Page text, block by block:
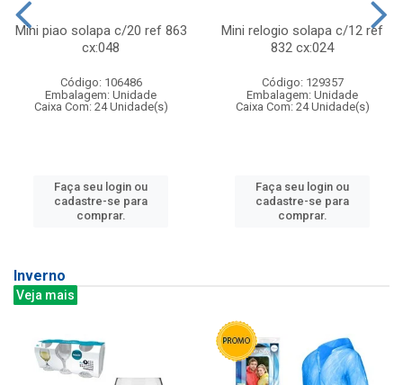
Mini piao solapa c/20 ref 863
cx:048
Código: 106486
Embalagem: Unidade
Caixa Com: 24 Unidade(s)
Faça seu login ou
cadastre-se para
comprar.
Mini relogio solapa c/12 ref
832 cx:024
Código: 129357
Embalagem: Unidade
Caixa Com: 24 Unidade(s)
Faça seu login ou
cadastre-se para
comprar.
Inverno
Veja mais